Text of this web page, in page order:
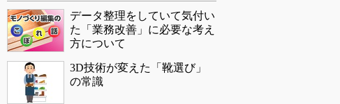
データ整理をしていて気付い
た「業務改善」に必要な考え
方について
3D技術が変えた「靴選び」
の常識